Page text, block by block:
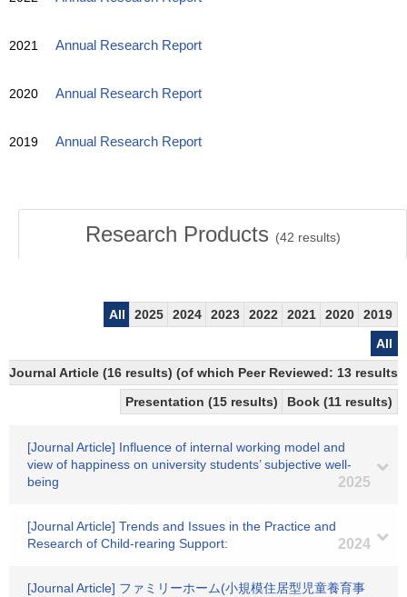
2021 Annual Research Report
2020 Annual Research Report
2019 Annual Research Report
Research Products (42 results)
All 2025 2024 2023 2022 2021 2020
2019
All
Journal Article (16 results) (of which Peer Reviewed: 13
Presentation (15 results)
Book (11 results)
[Journal Article] Influence of internal working model and
view of happiness on university students’ subjective well-
being
2025
[Journal Article] Trends and Issues in the Practice and
Research of Child-rearing Support:
2024
[Journal Article] ファミリーホーム(小規模住居型児童養育事